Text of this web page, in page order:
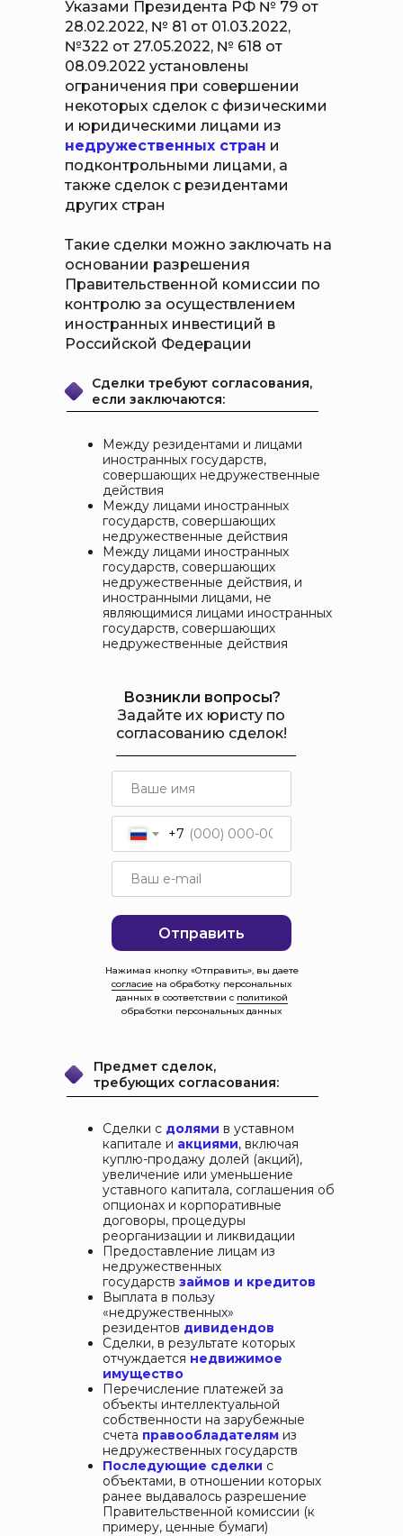
Указами Президента РФ № 79 от
28.02.2022, № 81 от 01.03.2022,
№322 от 27.05.2022, № 618 от
08.09.2022 установлены
ограничения при совершении
некоторых сделок с физическими
и юридическими лицами из
недружественных стран и
подконтрольными лицами, а
также сделок с резидентами
других стран
Такие сделки можно заключать на
основании разрешения
Правительственной комиссии по
контролю за осуществлением
иностранных инвестиций в
Российской Федерации
Сделки требуют согласования,
если заключаются:
Между резидентами и лицами
иностранных государств,
совершающих недружественные
действия
Между лицами иностранных
государств, совершающих
недружественные действия
Между лицами иностранных
государств, совершающих
недружественные действия, и
иностранными лицами, не
являющимися лицами иностранных
государств, совершающих
недружественные действия
Предмет сделок,
требующих согласования:
Сделки с долями в уставном
капитале и акциями, включая
куплю-продажу долей (акций),
увеличение или уменьшение
уставного капитала, соглашения об
опционах и корпоративные
договоры, процедуры
реорганизации и ликвидации
Предоставление лицам из
недружественных
государств займов и кредитов
Выплата в пользу
«недружественных»
резидентов дивидендов
Сделки, в результате которых
отчуждается недвижимое
имущество
Перечисление платежей за
объекты интеллектуальной
собственности на зарубежные
счета правообладателям из
недружественных государств
Последующие сделки с
объектами, в отношении которых
ранее выдавалось разрешение
Правительственной комиссии (к
примеру, ценные бумаги)
Возникли вопросы?
Задайте их юристу по
согласованию сделок!
+7
Отправить
Нажимая кнопку «Отправить», вы даете
согласие на обработку персональных
данных в соответствии с политикой
обработки персональных данных